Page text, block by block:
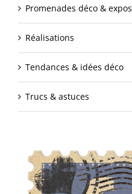
Promenades déco & expos
Réalisations
Tendances & idées déco
Trucs & astuces